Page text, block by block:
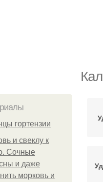
гортензии
и свеклу к
Сочные
и даже
морковь и